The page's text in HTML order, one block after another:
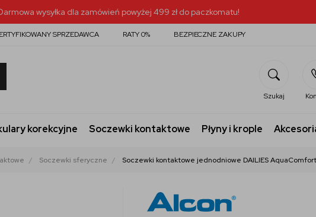
wysyłka dla zamówień powyżej 499 zł do paczkomatu!
SPRZEDAWCA RATY 0% BEZPIECZNE ZAKUPY
Szukaj
korekcyjne Soczewki kontaktowe Płyny i krople
Soczewki sferyczne Soczewki kontaktowe jednodniowe DAILIES